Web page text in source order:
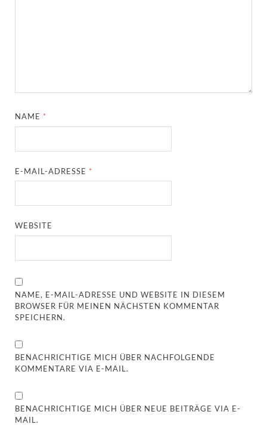
NAME *
E-MAIL-ADRESSE *
WEBSITE
NAME, E-MAIL-ADRESSE UND WEBSITE IN DIESEM
BROWSER FÜR MEINEN NÄCHSTEN KOMMENTAR
SPEICHERN.
BENACHRICHTIGE MICH ÜBER NACHFOLGENDE
KOMMENTARE VIA E-MAIL.
BENACHRICHTIGE MICH ÜBER NEUE BEITRÄGE VIA E-
MAIL.